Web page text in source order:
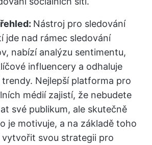
Nástroj pro sledování
jde nad rámec sledování
nabízí analýzu sentimentu,
influencery a odhaluje
Nejlepší platforma pro
médií zajistí, že nebudete
své publikum, ale skutečně
je motivuje, a na základě toho
vytvořit svou strategii pro